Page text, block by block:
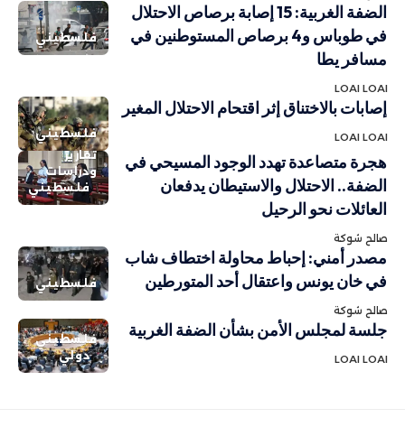
فلسطيني
الضفة الغربية: 15 إصابة برصاص الاحتلال
في طوباس و4 برصاص المستوطنين في
مسافر يطا
LOAI LOAI
فلسطيني
إصابات بالاختناق إثر اقتحام الاحتلال المغير
LOAI LOAI
تقارير
ودراسات
فلسطيني
هجرة متصاعدة تهدد الوجود المسيحي في
الضفة.. الاحتلال والاستيطان يدفعان
العائلات نحو الرحيل
صالح شوكة
فلسطيني
مصدر أمني: إحباط محاولة اختطاف شاب
في خان يونس واعتقال أحد المتورطين
صالح شوكة
فلسطيني
دولي
جلسة لمجلس الأمن بشأن الضفة الغربية
LOAI LOAI